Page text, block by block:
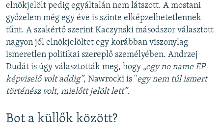
elnökjelölt pedig egyáltalán nem látszott. A mostani
győzelem még egy éve is szinte elképzelhetetlennek
tűnt. A szakértő szerint Kaczynski másodszor választott
nagyon jól elnökjelöltet egy korábban viszonylag
ismeretlen politikai szereplő személyében. Andrzej
Dudát is úgy választották meg, hogy „egy no name EP-
képviselő volt addig”, Nawrocki is "egy nem túl ismert
történész volt, mielőtt jelölt lett”.
Bot a küllők között?